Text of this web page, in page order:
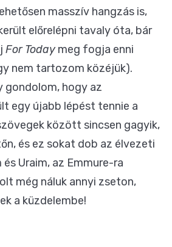
masszív hangzás is,
előrelépni tavaly óta, bár
For Todaymeg fogja enni
nem tartozom közéjük).
gondolom, hogy az
egy újabb lépést tennie a
között sincsen gagyik,
és ez sokat dob az élvezeti
Uraim, az Emmure-ra
még náluk annyi zseton,
a küzdelembe!